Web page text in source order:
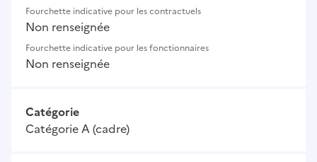
Fourchette indicative pour les contractuels
Non renseignée
Fourchette indicative pour les fonctionnaires
Non renseignée
Catégorie
Catégorie A (cadre)